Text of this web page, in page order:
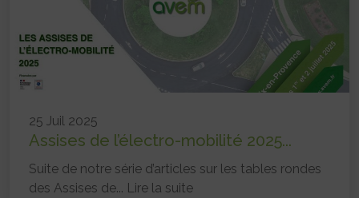
25 Juil 2025
Assises de l’électro-mobilité 2025...
Suite de notre série d’articles sur les tables rondes
des Assises de... Lire la suite